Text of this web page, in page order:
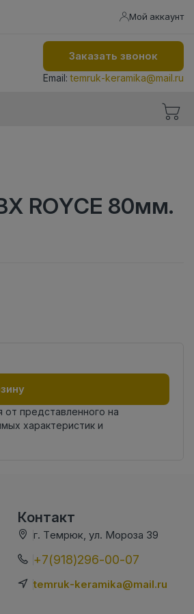
Мой аккаунт
Заказать звонок
Email:temruk-keramika@mail.ru
ROYCE 80мм.
от представленного на
характеристик и
Контакт
г. Темрюк, ул. Мороза 39
+7(918)296-00-07
temruk-keramika@mail.ru